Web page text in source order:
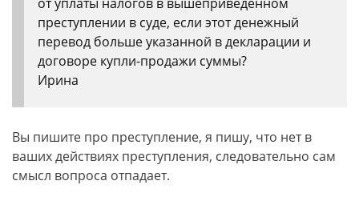
преступлении в суде, если этот денежный
перевод больше указанной в декларации и
договоре купли-продажи суммы?
Ирина
Вы пишите про преступление, я пишу, что нет в
ваших действиях преступления, следовательно сам
смысл вопроса отпадает.